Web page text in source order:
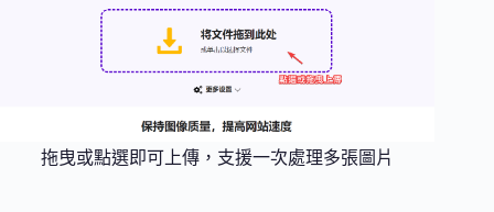
拖曳或點選即可上傳，支援一次處理多張圖片